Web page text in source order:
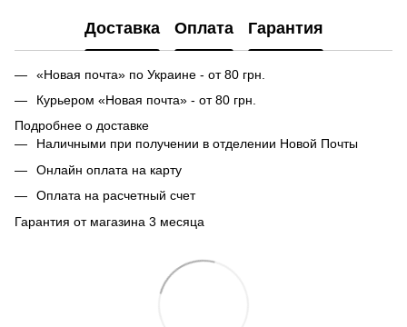
Доставка Оплата Гарантия
«Новая почта» по Украине - от 80 грн.
Курьером «Новая почта» - от 80 грн.
Подробнее о доставке
Наличными при получении в отделении Новой Почты
Онлайн оплата на карту
Оплата на расчетный счет
Гарантия от магазина 3 месяца